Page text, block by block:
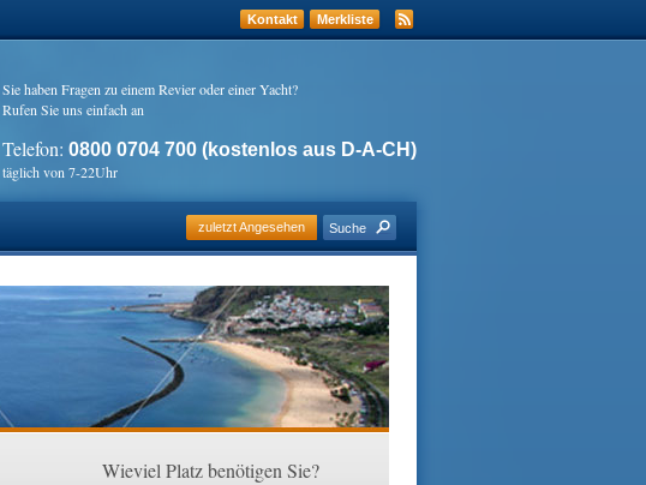
Wieviel Platz benötigen Sie?
Kontakt Merkliste
Sie haben Fragen zu einem Revier oder einer Yacht?
Rufen Sie uns einfach an
Telefon: 0800 0704 700 (kostenlos aus D-A-CH)
täglich von 7-22Uhr
zuletzt Angesehen Suche